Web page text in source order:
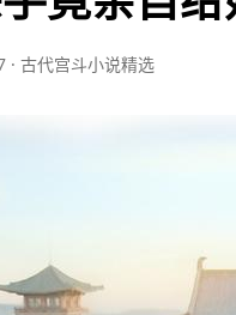
· 古代宫斗小说精选